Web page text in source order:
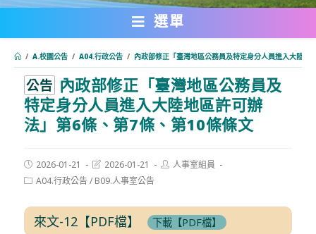
內
選單
/ A.校園公告 / A04.行政公告 / 內政部修正「臺灣地區公務員及特定身分人員進入大陸地
公告 內政部修正「臺灣地區公務員及
特定身分人員進入大陸地區許可辦
法」第6條、第7條、第10條條文
Post
published:
2026-01-21
Post
modified:
2026-01-21
Post人事室組員
PostA04.行政公告/ B09.人事室公告
來文-12【PDF檔】 下載【PDF檔】